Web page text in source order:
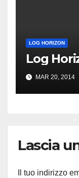
LOG HORIZON
Log
MAR 20, 2014
Lascia
Il tuo indirizzo